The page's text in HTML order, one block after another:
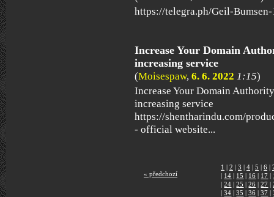
https://telegra.ph/Geil-
Increase Your Domain
increasing service
(Moisespaw, 6. 6. 2022 1:15)
Increase Your Domain
increasing service
https://shentharindu.com/
- official website...
« předchozí
1 | 2 | 3 | 4 | 5 | 6 |
| 14 | 15 | 16 | 17 |
| 24 | 25 | 26 | 27 |
| 34 | 35 | 36 | 37 |